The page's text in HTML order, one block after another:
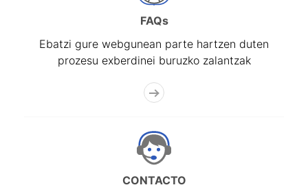
FAQs
Ebatzi gure webgunean parte hartzen duten
prozesu exberdinei buruzko zalantzak
CONTACTO